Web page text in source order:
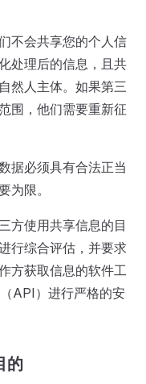
不会共享您的个人信
处理后的信息，且共
然人主体。如果第三
围，他们需要重新征
据必须具有合法正当
为限。
方使用共享信息的目
行综合评估，并要求
方获取信息的软件工
API）进行严格的安
的